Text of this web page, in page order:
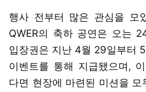
행사 전부터 많은 관심을 모
QWER의 축하 공연은 오는
입장권은 지난 4월 29일부터
이벤트를 통해 지급됐으며,
다면 현장에 마련된 미션을